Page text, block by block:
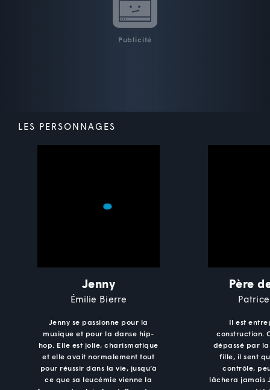
Publicité
LES PERSONNAGES
Jenny
Émilie Bierre
Jenny se passionne pour la
musique et pour la danse hip-
hop. Elle est jolie, charismatique
et elle avait normalement tout
pour réussir dans la vie, jusqu’à
ce que sa leucémie vienne la
Père
Il est
construction.
dépassé par
fille, il sent
contrôle,
lâchera jamais